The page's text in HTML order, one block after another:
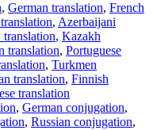
, German translation, French
, Azerbaijani
, Kazakh
translation, Portuguese
, Turkmen
translation, Finnish
translation
, German conjugation,
, Russian conjugation,